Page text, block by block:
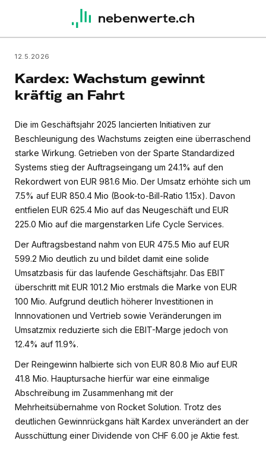
nebenwerte.ch
12.5.2026
Kardex: Wachstum gewinnt
kräftig an Fahrt
Die im Geschäftsjahr 2025 lancierten Initiativen zur
Beschleunigung des Wachstums zeigten eine überraschend
starke Wirkung. Getrieben von der Sparte Standardized
Systems stieg der Auftragseingang um 24.1% auf den
Rekordwert von EUR 981.6 Mio. Der Umsatz erhöhte sich um
7.5% auf EUR 850.4 Mio (Book-to-Bill-Ratio 1.15x). Davon
entfielen EUR 625.4 Mio auf das Neugeschäft und EUR
225.0 Mio auf die margenstarken Life Cycle Services.
Der Auftragsbestand nahm von EUR 475.5 Mio auf EUR
599.2 Mio deutlich zu und bildet damit eine solide
Umsatzbasis für das laufende Geschäftsjahr. Das EBIT
überschritt mit EUR 101.2 Mio erstmals die Marke von EUR
100 Mio. Aufgrund deutlich höherer Investitionen in
Innnovationen und Vertrieb sowie Veränderungen im
Umsatzmix reduzierte sich die EBIT-Marge jedoch von
12.4% auf 11.9%.
Der Reingewinn halbierte sich von EUR 80.8 Mio auf EUR
41.8 Mio. Hauptursache hierfür war eine einmalige
Abschreibung im Zusammenhang mit der
Mehrheitsübernahme von Rocket Solution. Trotz des
deutlichen Gewinnrückgans hält Kardex unverändert an der
Ausschüttung einer Dividende von CHF 6.00 je Aktie fest.